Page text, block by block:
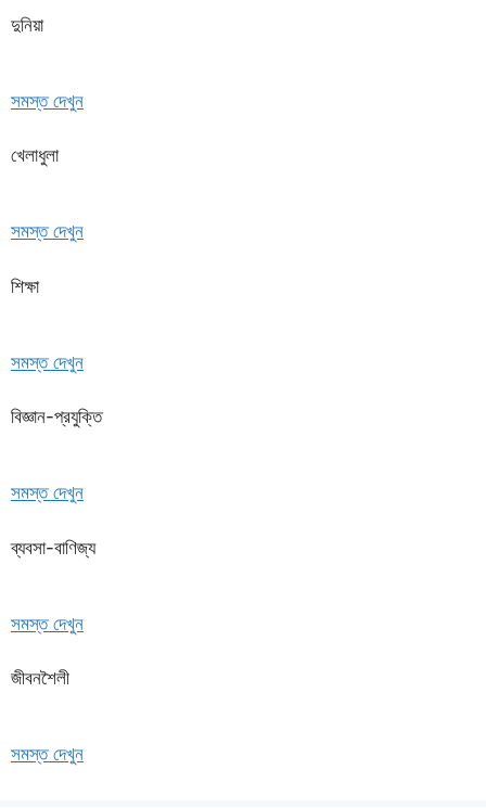
দুনিয়া
সমস্ত দেখুন
খেলাধুলা
সমস্ত দেখুন
শিক্ষা
সমস্ত দেখুন
বিজ্ঞান-প্রযুক্তি
সমস্ত দেখুন
ব্যবসা-বাণিজ্য
সমস্ত দেখুন
জীবনশৈলী
সমস্ত দেখুন